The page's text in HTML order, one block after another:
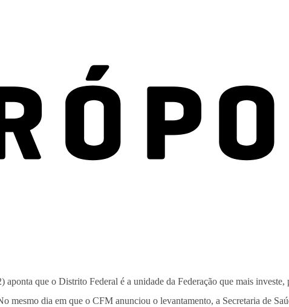
que o Distrito Federal é a unidade da Federação que mais
dia em que o CFM anunciou o levantamento, a Secretaria de